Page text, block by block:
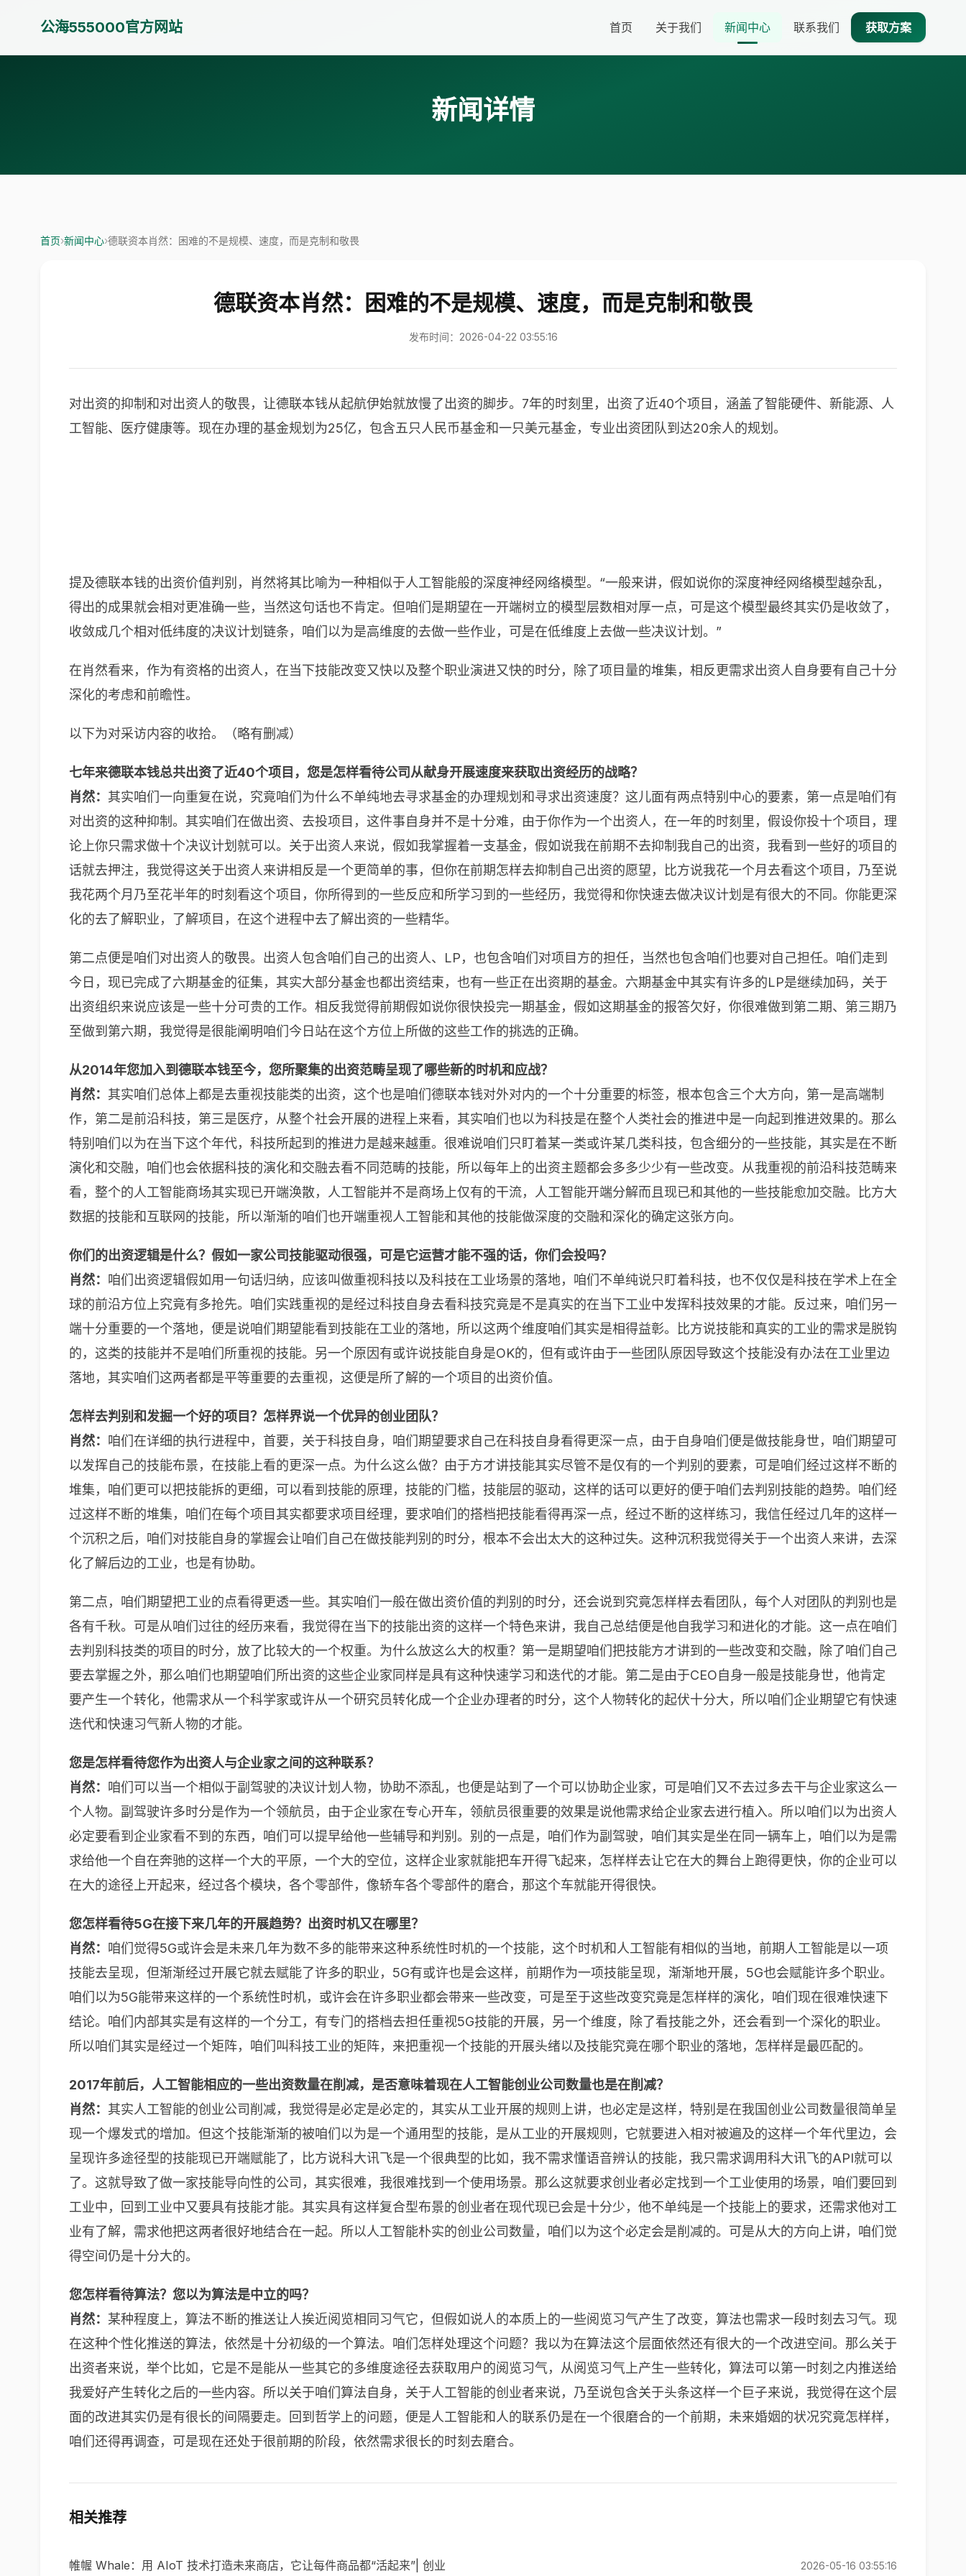
公海555000官方网站 首页 关于我们 新闻中心 联系我们 获取方案
新闻详情
首页›新闻中心›德联资本肖然：困难的不是规模、速度，而是克制和敬畏
德联资本肖然：困难的不是规模、速度，而是克制和敬畏
发布时间：2026-04-22 03:55:16
对出资的抑制和对出资人的敬畏，让德联本钱从起航伊始就放慢了出资的脚步。7年的时刻里，出资了近40个项目，涵盖了智能硬件、新能源、人
工智能、医疗健康等。现在办理的基金规划为25亿，包含五只人民币基金和一只美元基金，专业出资团队到达20余人的规划。
提及德联本钱的出资价值判别，肖然将其比喻为一种相似于人工智能般的深度神经网络模型。“一般来讲，假如说你的深度神经网络模型越杂乱，
得出的成果就会相对更准确一些，当然这句话也不肯定。但咱们是期望在一开端树立的模型层数相对厚一点，可是这个模型最终其实仍是收敛了，
收敛成几个相对低纬度的决议计划链条，咱们以为是高维度的去做一些作业，可是在低维度上去做一些决议计划。”
在肖然看来，作为有资格的出资人，在当下技能改变又快以及整个职业演进又快的时分，除了项目量的堆集，相反更需求出资人自身要有自己十分
深化的考虑和前瞻性。
以下为对采访内容的收拾。（略有删减）
七年来德联本钱总共出资了近40个项目，您是怎样看待公司从献身开展速度来获取出资经历的战略？
肖然： 其实咱们一向重复在说，究竟咱们为什么不单纯地去寻求基金的办理规划和寻求出资速度？这儿面有两点特别中心的要素，第一点是咱们有
对出资的这种抑制。其实咱们在做出资、去投项目，这件事自身并不是十分难，由于你作为一个出资人，在一年的时刻里，假设你投十个项目，理
论上你只需求做十个决议计划就可以。关于出资人来说，假如我掌握着一支基金，假如说我在前期不去抑制我自己的出资，我看到一些好的项目的
话就去押注，我觉得这关于出资人来讲相反是一个更简单的事，但你在前期怎样去抑制自己出资的愿望，比方说我花一个月去看这个项目，乃至说
我花两个月乃至花半年的时刻看这个项目，你所得到的一些反应和所学习到的一些经历，我觉得和你快速去做决议计划是有很大的不同。你能更深
化的去了解职业，了解项目，在这个进程中去了解出资的一些精华。
第二点便是咱们对出资人的敬畏。出资人包含咱们自己的出资人、LP，也包含咱们对项目方的担任，当然也包含咱们也要对自己担任。咱们走到
今日，现已完成了六期基金的征集，其实大部分基金也都出资结束，也有一些正在出资期的基金。六期基金中其实有许多的LP是继续加码，关于
出资组织来说应该是一些十分可贵的工作。相反我觉得前期假如说你很快投完一期基金，假如这期基金的报答欠好，你很难做到第二期、第三期乃
至做到第六期，我觉得是很能阐明咱们今日站在这个方位上所做的这些工作的挑选的正确。
从2014年您加入到德联本钱至今，您所聚集的出资范畴呈现了哪些新的时机和应战？
肖然： 其实咱们总体上都是去重视技能类的出资，这个也是咱们德联本钱对外对内的一个十分重要的标签，根本包含三个大方向，第一是高端制
作，第二是前沿科技，第三是医疗，从整个社会开展的进程上来看，其实咱们也以为科技是在整个人类社会的推进中是一向起到推进效果的。那么
特别咱们以为在当下这个年代，科技所起到的推进力是越来越重。很难说咱们只盯着某一类或许某几类科技，包含细分的一些技能，其实是在不断
演化和交融，咱们也会依据科技的演化和交融去看不同范畴的技能，所以每年上的出资主题都会多多少少有一些改变。从我重视的前沿科技范畴来
看，整个的人工智能商场其实现已开端涣散，人工智能并不是商场上仅有的干流，人工智能开端分解而且现已和其他的一些技能愈加交融。比方大
数据的技能和互联网的技能，所以渐渐的咱们也开端重视人工智能和其他的技能做深度的交融和深化的确定这张方向。
你们的出资逻辑是什么？假如一家公司技能驱动很强，可是它运营才能不强的话，你们会投吗？
肖然： 咱们出资逻辑假如用一句话归纳，应该叫做重视科技以及科技在工业场景的落地，咱们不单纯说只盯着科技，也不仅仅是科技在学术上在全
球的前沿方位上究竟有多抢先。咱们实践重视的是经过科技自身去看科技究竟是不是真实的在当下工业中发挥科技效果的才能。反过来，咱们另一
端十分重要的一个落地，便是说咱们期望能看到技能在工业的落地，所以这两个维度咱们其实是相得益彰。比方说技能和真实的工业的需求是脱钩
的，这类的技能并不是咱们所重视的技能。另一个原因有或许说技能自身是OK的，但有或许由于一些团队原因导致这个技能没有办法在工业里边
落地，其实咱们这两者都是平等重要的去重视，这便是所了解的一个项目的出资价值。
怎样去判别和发掘一个好的项目？怎样界说一个优异的创业团队？
肖然： 咱们在详细的执行进程中，首要，关于科技自身，咱们期望要求自己在科技自身看得更深一点，由于自身咱们便是做技能身世，咱们期望可
以发挥自己的技能布景，在技能上看的更深一点。为什么这么做？由于方才讲技能其实尽管不是仅有的一个判别的要素，可是咱们经过这样不断的
堆集，咱们更可以把技能拆的更细，可以看到技能的原理，技能的门槛，技能层的驱动，这样的话可以更好的便于咱们去判别技能的趋势。咱们经
过这样不断的堆集，咱们在每个项目其实都要求项目经理，要求咱们的搭档把技能看得再深一点，经过不断的这样练习，我信任经过几年的这样一
个沉积之后，咱们对技能自身的掌握会让咱们自己在做技能判别的时分，根本不会出太大的这种过失。这种沉积我觉得关于一个出资人来讲，去深
化了解后边的工业，也是有协助。
第二点，咱们期望把工业的点看得更透一些。其实咱们一般在做出资价值的判别的时分，还会说到究竟怎样样去看团队，每个人对团队的判别也是
各有千秋。可是从咱们过往的经历来看，我觉得在当下的技能出资的这样一个特色来讲，我自己总结便是他自我学习和进化的才能。这一点在咱们
去判别科技类的项目的时分，放了比较大的一个权重。为什么放这么大的权重？第一是期望咱们把技能方才讲到的一些改变和交融，除了咱们自己
要去掌握之外，那么咱们也期望咱们所出资的这些企业家同样是具有这种快速学习和迭代的才能。第二是由于CEO自身一般是技能身世，他肯定
要产生一个转化，他需求从一个科学家或许从一个研究员转化成一个企业办理者的时分，这个人物转化的起伏十分大，所以咱们企业期望它有快速
迭代和快速习气新人物的才能。
您是怎样看待您作为出资人与企业家之间的这种联系？
肖然： 咱们可以当一个相似于副驾驶的决议计划人物，协助不添乱，也便是站到了一个可以协助企业家，可是咱们又不去过多去干与企业家这么一
个人物。副驾驶许多时分是作为一个领航员，由于企业家在专心开车，领航员很重要的效果是说他需求给企业家去进行植入。所以咱们以为出资人
必定要看到企业家看不到的东西，咱们可以提早给他一些辅导和判别。别的一点是，咱们作为副驾驶，咱们其实是坐在同一辆车上，咱们以为是需
求给他一个自在奔驰的这样一个大的平原，一个大的空位，这样企业家就能把车开得飞起来，怎样样去让它在大的舞台上跑得更快，你的企业可以
在大的途径上开起来，经过各个模块，各个零部件，像轿车各个零部件的磨合，那这个车就能开得很快。
您怎样看待5G在接下来几年的开展趋势？出资时机又在哪里？
肖然： 咱们觉得5G或许会是未来几年为数不多的能带来这种系统性时机的一个技能，这个时机和人工智能有相似的当地，前期人工智能是以一项
技能去呈现，但渐渐经过开展它就去赋能了许多的职业，5G有或许也是会这样，前期作为一项技能呈现，渐渐地开展，5G也会赋能许多个职业。
咱们以为5G能带来这样的一个系统性时机，或许会在许多职业都会带来一些改变，可是至于这些改变究竟是怎样样的演化，咱们现在很难快速下
结论。咱们内部其实是有这样的一个分工，有专门的搭档去担任重视5G技能的开展，另一个维度，除了看技能之外，还会看到一个深化的职业。
所以咱们其实是经过一个矩阵，咱们叫科技工业的矩阵，来把重视一个技能的开展头绪以及技能究竟在哪个职业的落地，怎样样是最匹配的。
2017年前后，人工智能相应的一些出资数量在削减，是否意味着现在人工智能创业公司数量也是在削减？
肖然： 其实人工智能的创业公司削减，我觉得是必定是必定的，其实从工业开展的规则上讲，也必定是这样，特别是在我国创业公司数量很简单呈
现一个爆发式的增加。但这个技能渐渐的被咱们以为是一个通用型的技能，是从工业的开展规则，它就要进入相对被遍及的这样一个年代里边，会
呈现许多途径型的技能现已开端赋能了，比方说科大讯飞是一个很典型的比如，我不需求懂语音辨认的技能，我只需求调用科大讯飞的API就可以
了。这就导致了做一家技能导向性的公司，其实很难，我很难找到一个使用场景。那么这就要求创业者必定找到一个工业使用的场景，咱们要回到
工业中，回到工业中又要具有技能才能。其实具有这样复合型布景的创业者在现代现已会是十分少，他不单纯是一个技能上的要求，还需求他对工
业有了解，需求他把这两者很好地结合在一起。所以人工智能朴实的创业公司数量，咱们以为这个必定会是削减的。可是从大的方向上讲，咱们觉
得空间仍是十分大的。
您怎样看待算法？您以为算法是中立的吗？
肖然： 某种程度上，算法不断的推送让人挨近阅览相同习气它，但假如说人的本质上的一些阅览习气产生了改变，算法也需求一段时刻去习气。现
在这种个性化推送的算法，依然是十分初级的一个算法。咱们怎样处理这个问题？我以为在算法这个层面依然还有很大的一个改进空间。那么关于
出资者来说，举个比如，它是不是能从一些其它的多维度途径去获取用户的阅览习气，从阅览习气上产生一些转化，算法可以第一时刻之内推送给
我爱好产生转化之后的一些内容。所以关于咱们算法自身，关于人工智能的创业者来说，乃至说包含关于头条这样一个巨子来说，我觉得在这个层
面的改进其实仍是有很长的间隔要走。回到哲学上的问题，便是人工智能和人的联系仍是在一个很磨合的一个前期，未来婚姻的状况究竟怎样样，
咱们还得再调查，可是现在还处于很前期的阶段，依然需求很长的时刻去磨合。
相关推荐
帷幄 Whale：用 AIoT 技术打造未来商店，它让每件商品都“活起来”| 创业 2026-05-16 03:55:16